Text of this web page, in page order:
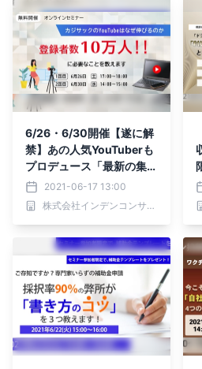
6/26・6/30開催【遂に解
禁】あの人気YouTuberも
プロデュース「最新の集客
方法と広告収入の真実」全
部お伝えします
2021-06-17 13:00
株式会社インデンコンサルティング